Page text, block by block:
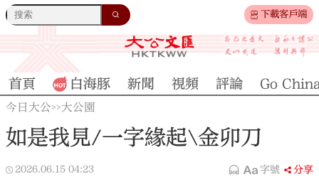
下載客戶端
首頁 白海豚 新聞 視頻 評論 Go
今日大公>>大公園
如是我見/一字緣起\金卯刀
2026.06.15 04:23 字號 分享